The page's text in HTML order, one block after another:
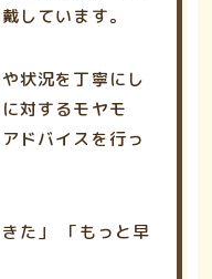
しています。
状況を丁寧にし
対するモヤモ
ドバイスを行っ
た」 「もっと早